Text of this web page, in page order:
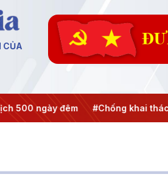
CỦA
500 ngày đêm #Chống khai thác